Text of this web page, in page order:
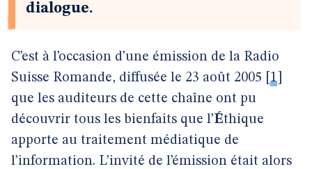
dialogue.
C’est à l’occasion d’une émission de la Radio
Suisse Romande, diffusée le 23 août 2005
1
que les auditeurs de cette chaîne ont pu
découvrir tous les bienfaits que l’Éthique
apporte au traitement médiatique de
l’information. L’invité de l’émission était alors